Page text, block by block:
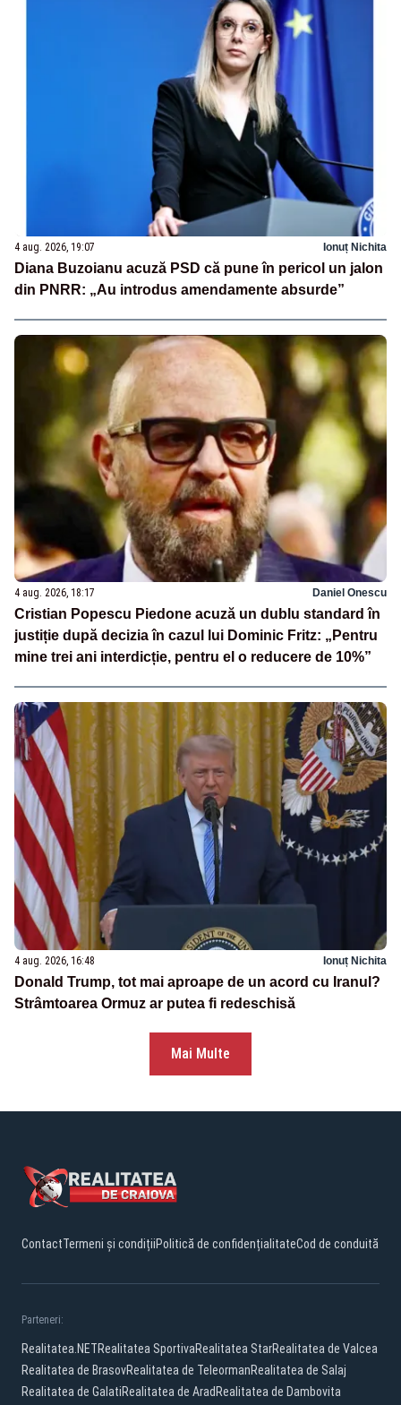
4 aug. 2026, 19:07 Ionuț Nichita
Diana Buzoianu acuză PSD că pune în pericol un jalon
din PNRR: „Au introdus amendamente absurde”
4 aug. 2026, 18:17 Daniel Onescu
Cristian Popescu Piedone acuză un dublu standard în
justiție după decizia în cazul lui Dominic Fritz: „Pentru
mine trei ani interdicție, pentru el o reducere de 10%”
4 aug. 2026, 16:48 Ionuț Nichita
Donald Trump, tot mai aproape de un acord cu Iranul?
Strâmtoarea Ormuz ar putea fi redeschisă
Mai Multe
ContactTermeni și condițiiPolitică de confidențialitateCod de conduită
Parteneri:
Realitatea.NETRealitatea SportivaRealitatea StarRealitatea de Valcea
Realitatea de BrasovRealitatea de TeleormanRealitatea de Salaj
Realitatea de GalatiRealitatea de Arad Realitatea de Dambovita